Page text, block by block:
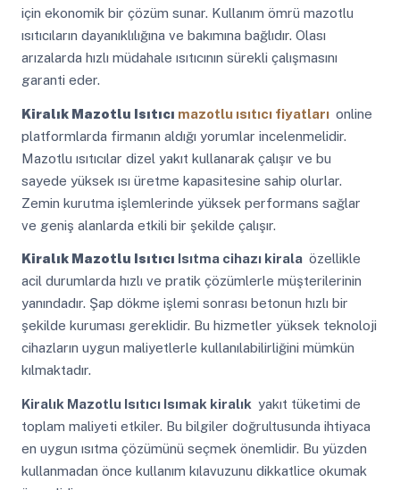
için ekonomik bir çözüm sunar. Kullanım ömrü mazotlu
ısıtıcıların dayanıklılığına ve bakımına bağlıdır. Olası
arızalarda hızlı müdahale ısıtıcının sürekli çalışmasını
garanti eder.
Kiralık Mazotlu Isıtıcı mazotlu ısıtıcı fiyatları online
platformlarda firmanın aldığı yorumlar incelenmelidir.
Mazotlu ısıtıcılar dizel yakıt kullanarak çalışır ve bu
sayede yüksek ısı üretme kapasitesine sahip olurlar.
Zemin kurutma işlemlerinde yüksek performans sağlar
ve geniş alanlarda etkili bir şekilde çalışır.
Kiralık Mazotlu Isıtıcı Isıtma cihazı kirala özellikle
acil durumlarda hızlı ve pratik çözümlerle müşterilerinin
yanındadır. Şap dökme işlemi sonrası betonun hızlı bir
şekilde kuruması gereklidir. Bu hizmetler yüksek teknoloji
cihazların uygun maliyetlerle kullanılabilirliğini mümkün
kılmaktadır.
Kiralık Mazotlu IsıtıcıIsımak kiralık yakıt tüketimi de
toplam maliyeti etkiler. Bu bilgiler doğrultusunda ihtiyaca
en uygun ısıtma çözümünü seçmek önemlidir. Bu yüzden
kullanmadan önce kullanım kılavuzunu dikkatlice okumak